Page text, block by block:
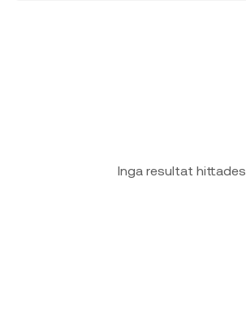
Inga resultat hittades